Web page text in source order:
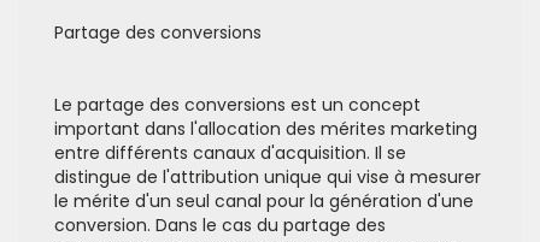
Partage des conversions
Le partage des conversions est un concept
important dans l'allocation des mérites marketing
entre différents canaux d'acquisition. Il se
distingue de l'attribution unique qui vise à mesurer
le mérite d'un seul canal pour la génération d'une
conversion. Dans le cas du partage des